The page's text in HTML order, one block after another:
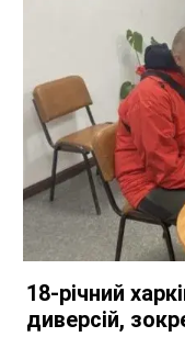
18-річний
диверсій,